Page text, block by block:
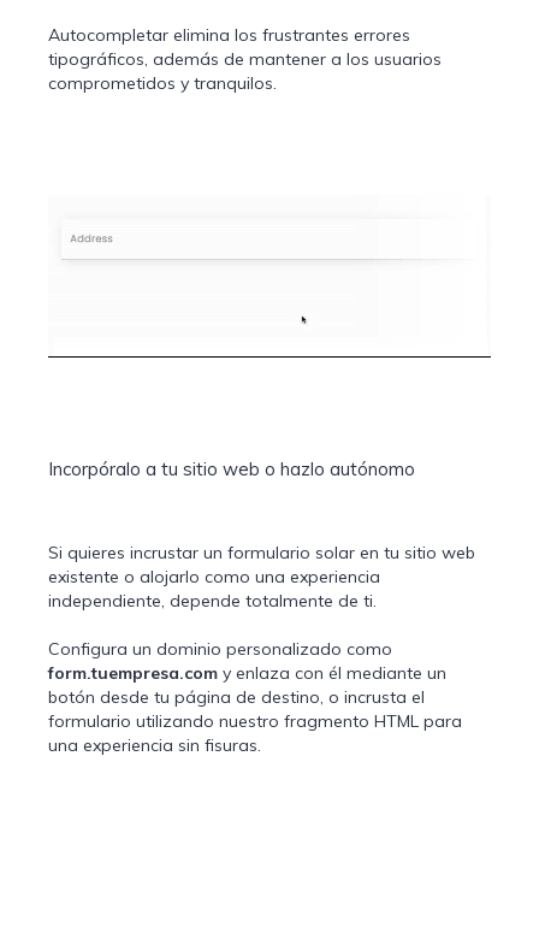
Autocompletar elimina los frustrantes errores
tipográficos, además de mantener a los usuarios
comprometidos y tranquilos.
Incorpóralo a tu sitio web o hazlo autónomo
Si quieres incrustar un formulario solar en tu sitio web
existente o alojarlo como una experiencia
independiente, depende totalmente de ti.
Configura un dominio personalizado como
form.tuempresa.com y enlaza con él mediante un
botón desde tu página de destino, o incrusta el
formulario utilizando nuestro fragmento HTML para
una experiencia sin fisuras.